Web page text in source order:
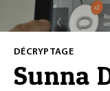
DÉCRYPTAGE
Sunna